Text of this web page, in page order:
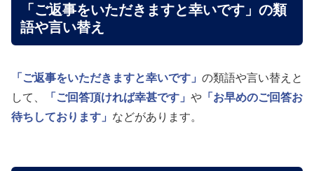
「ご返事をいただきますと幸いです」の類
語や言い替え
「ご返事をいただきますと幸いです」 の類語や言い替えと
して、
「ご回答頂ければ幸甚です」 や 「お早めのご回答お
待ちしております」 などがあります。